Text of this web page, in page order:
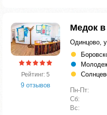
Рейтинг: 5
9 отзывов
Медок в
Одинцово,
Пн-Пт:
Сб:
Вс: